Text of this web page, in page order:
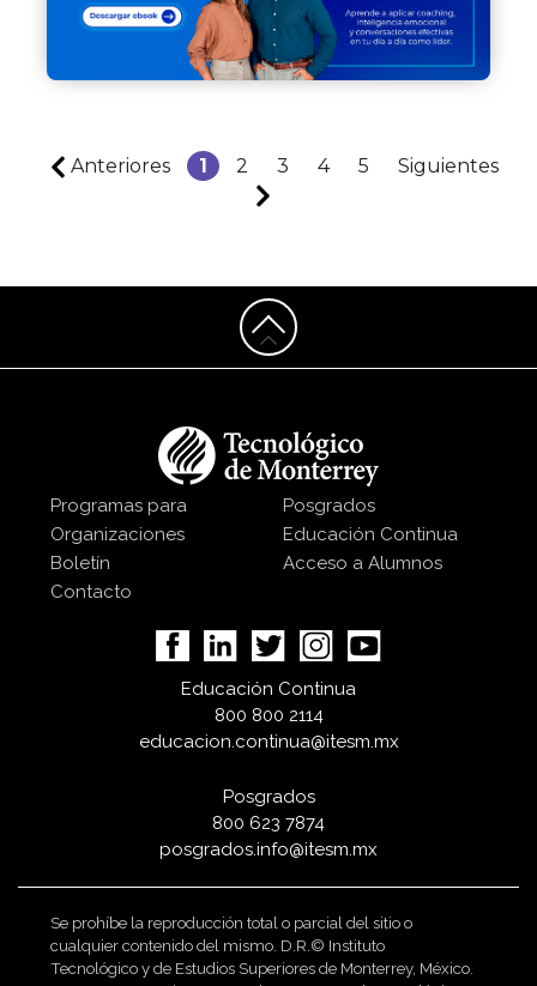
Anteriores 1 2 3 4 5 Siguientes
Programas para
Organizaciones
Boletín
Contacto
Posgrados
Educación Continua
Acceso a Alumnos
Educación Continua
800 800 2114
educacion.continua@itesm.mx
Posgrados
800 623 7874
posgrados.info@itesm.mx
Se prohíbe la reproducción total o parcial del sitio o
cualquier contenido del mismo. D.R.© Instituto
Tecnológico y de Estudios Superiores de Monterrey, México.